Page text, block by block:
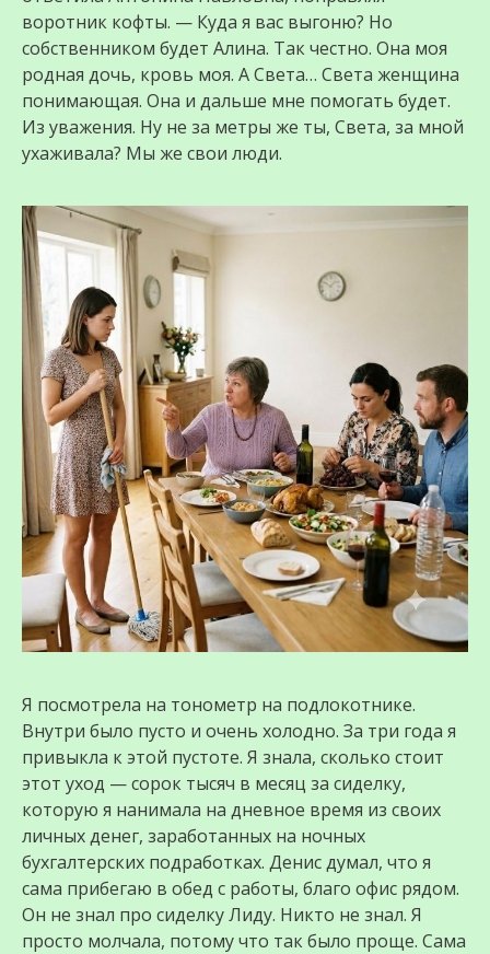
воротник кофты. — Куда я вас выгоню? Но
собственником будет Алина. Так честно. Она моя
родная дочь, кровь моя. А Света… Света женщина
понимающая. Она и дальше мне помогать будет.
Из уважения. Ну не за метры же ты, Света, за мной
ухаживала? Мы же свои люди.
Я посмотрела на тонометр на подлокотнике.
Внутри было пусто и очень холодно. За три года я
привыкла к этой пустоте. Я знала, сколько стоит
этот уход — сорок тысяч в месяц за сиделку,
которую я нанимала на дневное время из своих
личных денег, заработанных на ночных
бухгалтерских подработках. Денис думал, что я
сама прибегаю в обед с работы, благо офис рядом.
Он не знал про сиделку Лиду. Никто не знал. Я
просто молчала, потому что так было проще. Сама